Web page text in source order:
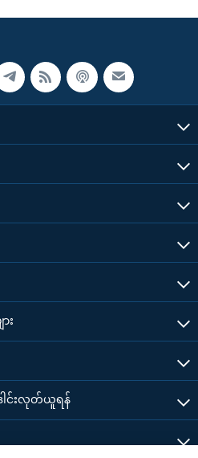
း
ါင်းလုတ်ယူရန်